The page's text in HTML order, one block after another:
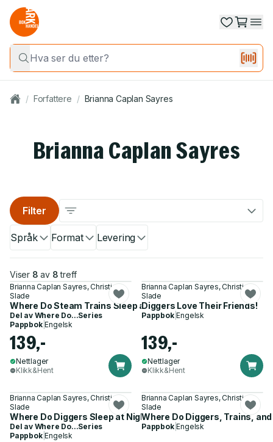
/ Forfattere / Brianna Caplan Sayres
Brianna Caplan Sayres
Språk Format Levering
Filter
Viser 8 av 8 treff
Brianna Caplan Sayres, Christian
Slade
Where Do Steam Trains Sleep at Night?
Del av Where Do...Series
Pappbok|Engelsk
139,-
Nettlager
Klikk&Hent
Brianna Caplan Sayres, Christian
Slade
Diggers Love Their Friends!
Pappbok|Engelsk
139,-
Nettlager
Klikk&Hent
Brianna Caplan Sayres, Christian
Slade
Where Do Diggers Sleep at Night?
Del av Where Do...Series
Pappbok|Engelsk
Brianna Caplan Sayres, Christian
Slade
Where Do Diggers, Trains,
Pappbok|Engelsk